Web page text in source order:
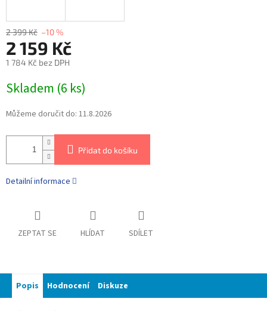
2 399 Kč –10 %
2 159 Kč
1 784 Kč bez DPH
Skladem (6 ks)
Můžeme doručit do: 11.8.2026
Přidat do košíku
Detailní informace
ZEPTAT SE HLÍDAT SDÍLET
Popis Hodnocení Diskuze